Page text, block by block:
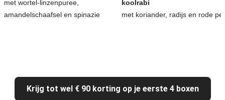
met wortel-linzenpuree,
amandelschaafsel en spinazie
koolrabi
met koriander, radijs en rode
Krijg tot wel € 90 korting op je eerste 4 boxen